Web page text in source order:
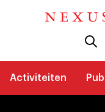
Activiteiten